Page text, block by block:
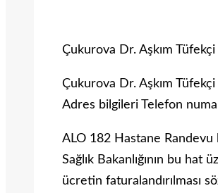
Çukurova Dr. Aşkım
Çukurova Dr. Aşkım
Adres bilgileri Telefon
ALO 182 Hastane Randevu
Sağlık Bakanlığının bu
ücretin faturalandırılması